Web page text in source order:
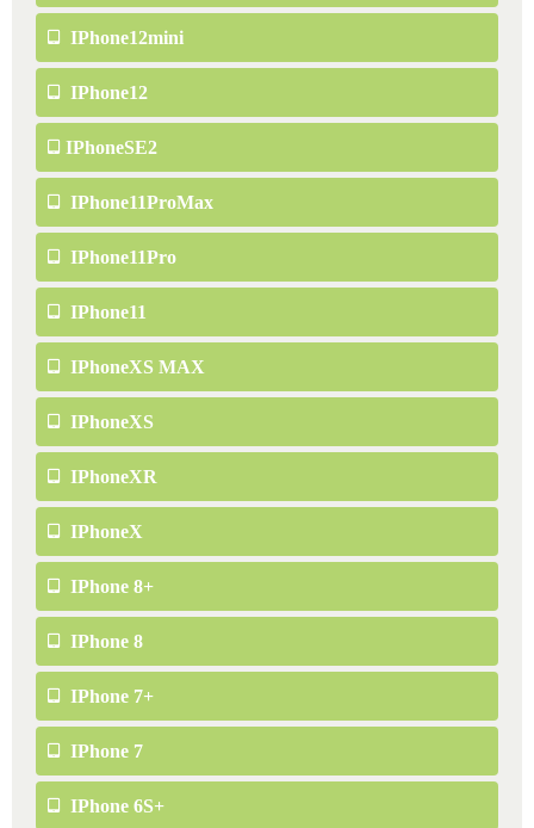
IPhone12mini
IPhone12
IPhoneSE2
IPhone11ProMax
IPhone11Pro
IPhone11
IPhoneXS MAX
IPhoneXS
IPhoneXR
IPhoneX
IPhone 8+
IPhone 8
IPhone 7+
IPhone 7
IPhone 6S+